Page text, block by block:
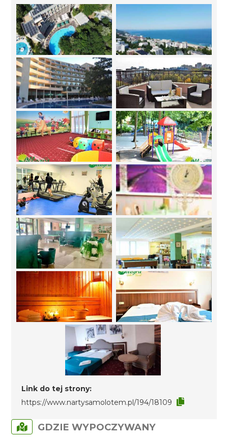
Link do tej strony:
https://www.nartysamolotem.pl/194/18109
GDZIE WYPOCZYWANY